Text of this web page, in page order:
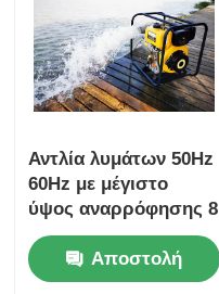
Αντλία λυμάτων 50Hz
60Hz με μέγιστο
ύψος αναρρόφησης 8
m και ονομαστικό
συνολικό
μανομετρικό ύψος 16
Αποστολή